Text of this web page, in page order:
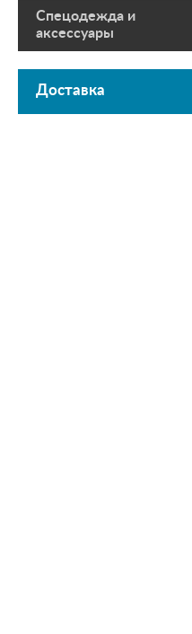
Спецодежда и
аксессуары
Доставка